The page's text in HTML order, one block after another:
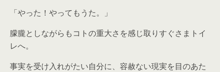
「やった！やってもうた。」
朦朧としながらもコトの重大さを感じ取りすぐさまトイ
レへ。
事実を受け入れがたい自分に、容赦ない現実を目のあた